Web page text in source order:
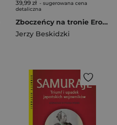
39,99 zł - sugerowana cena
detaliczna
Zboczeńcy na tronie Erotomani i seksoholicy u władzy wyd. 2025
Jerzy Beskidzki